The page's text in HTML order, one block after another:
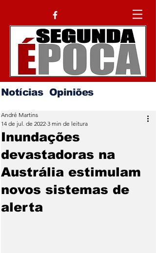
Notícias Opiniões
Inundações
devastadoras na
Austrália estimulam
novos sistemas de
alerta
André Martins
14 de jul. de 2022 3 min de leitura